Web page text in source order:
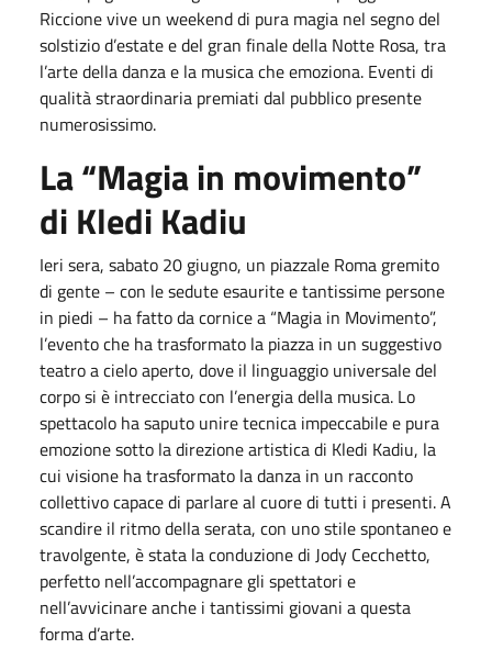
Riccione vive un weekend di pura magia nel segno del
solstizio d’estate e del gran finale della Notte Rosa, tra
l’arte della danza e la musica che emoziona. Eventi di
qualità straordinaria premiati dal pubblico presente
numerosissimo.
La “Magia in movimento”
di Kledi Kadiu
Ieri sera, sabato 20 giugno, un piazzale Roma gremito
di gente – con le sedute esaurite e tantissime persone
in piedi – ha fatto da cornice a “Magia in Movimento”,
l’evento che ha trasformato la piazza in un suggestivo
teatro a cielo aperto, dove il linguaggio universale del
corpo si è intrecciato con l’energia della musica. Lo
spettacolo ha saputo unire tecnica impeccabile e pura
emozione sotto la direzione artistica di Kledi Kadiu, la
cui visione ha trasformato la danza in un racconto
collettivo capace di parlare al cuore di tutti i presenti. A
scandire il ritmo della serata, con uno stile spontaneo e
travolgente, è stata la conduzione di Jody Cecchetto,
perfetto nell’accompagnare gli spettatori e
nell’avvicinare anche i tantissimi giovani a questa
forma d’arte.